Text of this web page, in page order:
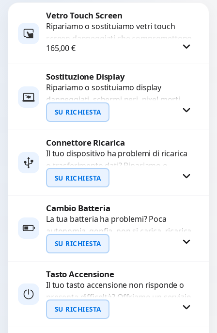
Vetro Touch Screen
Ripariamo o sostituiamo vetri touch
screen danneggiati che compromettono
l’uso del dispositivo. Utilizziamo ricambi
165,00€
Procedi
Sostituzione Display
Ripariamo o sostituiamo display
danneggiati, schermi neri, pixel morti,
righe sullo schermo, vetro incrinato,
LCD rotto, aloni o colori sbiaditi,...
SU RICHIESTA
Richiedi Preventivo
WhatsApp
Connettore Ricarica
Il tuo dispositivo ha problemi di ricarica
o trasferimento dati? Ripariamo o
sostituiamo connettori di ricarica guasti,
rotti, allentati, danneggiati,...
SU RICHIESTA
Richiedi Preventivo
WhatsApp
Cambio Batteria
La tua batteria ha problemi? Poca
autonomia, gonfia, non si carica, ricarica
lenta o cicli di ricarica esauriti?
Sostituiamo la...
SU RICHIESTA
Richiedi Preventivo
WhatsApp
Tasto Accensione
Il tuo tasto accensione non risponde o
presenta difficoltà? Offriamo un servizio
professionale di riparazione o
sostituzione utilizzando componenti di...
SU RICHIESTA